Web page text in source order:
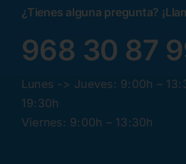
¿Tienes alguna pregunta?
968 30 87
Lunes -> Jueves: 9:00h –
19:30h
Viernes: 9:00h – 13:30h